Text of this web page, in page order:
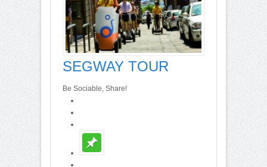
SEGWAY TOUR
Be Sociable, Share!